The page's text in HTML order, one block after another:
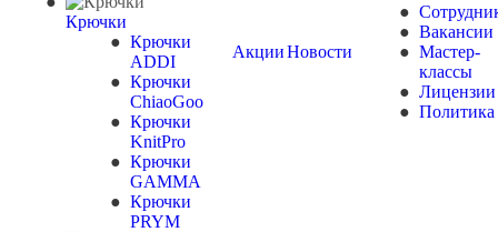
Крючки
Крючки
ADDI
Крючки
ChiaoGoo
Крючки
KnitPro
Крючки
GAMMA
Крючки
PRYM
АкцииНовости
Вакансии
Мастер-
классы
Лицензии
Политика